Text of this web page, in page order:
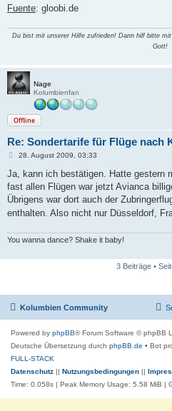
Fuente: gloobi.de
Du bist mit unserer Hilfe zufrieden! Dann hilf bitte
Gott!
Nage
Kolumbienfan
Offline
Re: Sondertarife für Flüge nach
B
i
r
a
28. August 2009, 03:33
Ja, kann ich bestätigen. Hatte gestern
fast allen Flügen war jetzt Avianca
Übrigens war dort auch der
enthalten. Also nicht nur Düsseldorf,
You wanna dance? Shake it baby!
3 Beiträge •
Kolumbien Community
Powered by phpBB® Forum Software © phpBB
Deutsche Übersetzung durch phpBB.de • Bot
FULL-STACK
Datenschutz || Nutzungsbedingungen ||
Time: 0.058s | Peak Memory Usage: 5.58 MiB |